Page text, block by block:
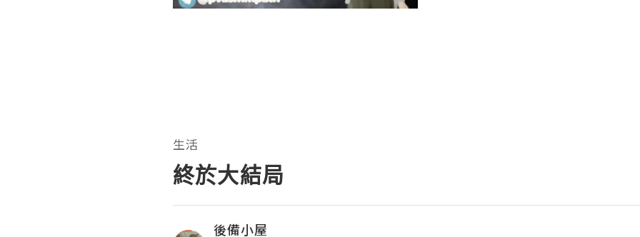
生活
終於大結局
後備小屋